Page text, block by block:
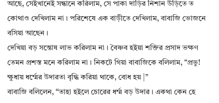
আছে, সেইখানেই সন্ধানে করিলাম, সে পাকা দাড়ির নিশান উড়িতে ত
কোথাও দেখিলাম না। পরিশেষে এক বাড়ীতে দেখিলাম, বাবাজি ভোজনে
বসিয়া আছেন।
দেখিয়া বড় সন্তোষ লাভ করিলাম না। বৈষ্ণব হইয়া শক্তির প্রসাদ ভক্ষণ
তেমন প্রশস্ত মনে করিলাম না। নিকটে গিয়া বাবাজিকে বলিলাম, “প্রভু!
ক্ষুধায় ধর্ম্মের উদারতা বৃদ্ধি করিয়া থাকে, বোধ হয় |”
বাবাজি বলিলেন, “তাহা হইলে চোরের ধর্ম্ম বড় উদার। একথা কেন হে